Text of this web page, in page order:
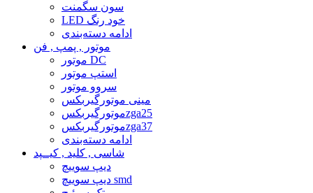
سون سگمنت
LED خود رنگ
ادامه دسته‌بندی
موتور , پمپ , فن
موتور DC
استپ موتور
سروو موتور
مینی موتورگیربکس
موتورگیربکسzga25
موتورگیربکسzga37
ادامه دسته‌بندی
شاسی , کلید , کیــپد
دیپ سوییچ
دیپ سوییچ smd